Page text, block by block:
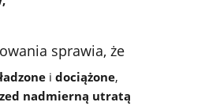
sprawia, że
i dociążone,
nadmierną utratą